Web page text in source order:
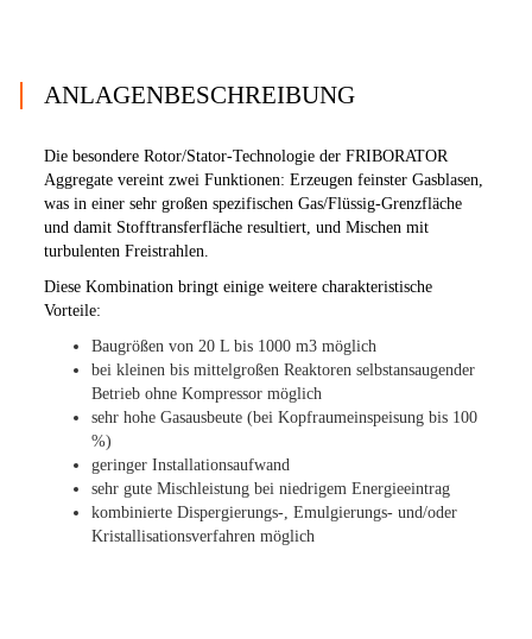
ANLAGENBESCHREIBUNG
Die besondere Rotor/Stator-Technologie der FRIBORATOR
Aggregate vereint zwei Funktionen: Erzeugen feinster Gasblasen,
was in einer sehr großen spezifischen Gas/Flüssig-Grenzfläche
und damit Stofftransferfläche resultiert, und Mischen mit
turbulenten Freistrahlen.
Diese Kombination bringt einige weitere charakteristische
Vorteile:
Baugrößen von 20 L bis 1000 m3 möglich
bei kleinen bis mittelgroßen Reaktoren selbstansaugender
Betrieb ohne Kompressor möglich
sehr hohe Gasausbeute (bei Kopfraumeinspeisung bis 100
%)
geringer Installationsaufwand
sehr gute Mischleistung bei niedrigem Energieeintrag
kombinierte Dispergierungs-, Emulgierungs- und/oder
Kristallisationsverfahren möglich